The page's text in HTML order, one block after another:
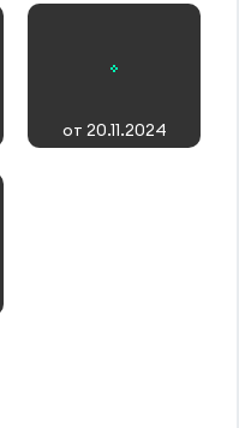
от 20.11.2024